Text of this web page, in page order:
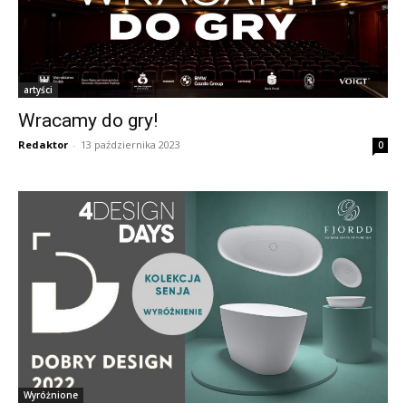
artyści
Wracamy do gry!
Redaktor - 13 października 2023 0
Wyróżnione